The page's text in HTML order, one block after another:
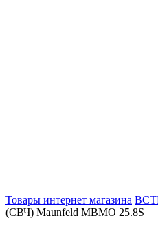
Товары интернет магазина
(СВЧ) Maunfeld MBMO 25.8S